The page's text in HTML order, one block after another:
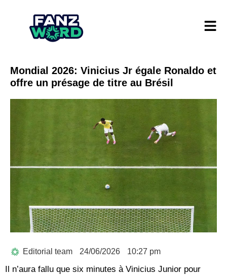
Mondial 2026: Vinicius Jr égale Ronaldo et
offre un présage de titre au Brésil
Editorial team 24/06/2026 10:27 pm
Il n’aura fallu que six minutes à Vinicius Junior pour